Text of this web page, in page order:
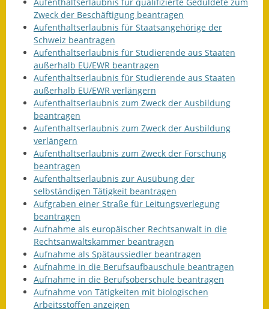
Kinderbetreuung
Ver- & Entsorgung
Breitbandausbau
Klimaschutzagentur
Freizeit
Feuerwehr
Freizeit- & Sportstätten
Gesundheit & Soziales
Kirchen
Termine &
Veranstaltungen
Aufenthaltserlaubnis für qualifizierte Geduldete zum
Zweck der Beschäftigung beantragen
Aufenthaltserlaubnis für Staatsangehörige der
Schweiz beantragen
Aufenthaltserlaubnis für Studierende aus Staaten
außerhalb EU/EWR beantragen
Aufenthaltserlaubnis für Studierende aus Staaten
außerhalb EU/EWR verlängern
Aufenthaltserlaubnis zum Zweck der Ausbildung
beantragen
Aufenthaltserlaubnis zum Zweck der Ausbildung
verlängern
Aufenthaltserlaubnis zum Zweck der Forschung
beantragen
Aufenthaltserlaubnis zur Ausübung der
selbständigen Tätigkeit beantragen
Aufgraben einer Straße für Leitungsverlegung
beantragen
Aufnahme als europäischer Rechtsanwalt in die
Rechtsanwaltskammer beantragen
Aufnahme als Spätaussiedler beantragen
Aufnahme in die Berufsaufbauschule beantragen
Aufnahme in die Berufsoberschule beantragen
Aufnahme von Tätigkeiten mit biologischen
Arbeitsstoffen anzeigen